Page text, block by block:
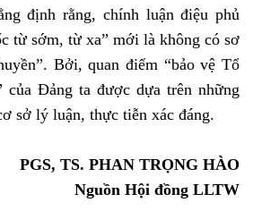
định rằng, chính luận điệu phủ
từ sớm, từ xa” mới là không có sơ
Bởi, quan điểm “bảo vệ Tổ
của Đảng ta được dựa trên những
sở lý luận, thực tiễn xác đáng.
PGS, TS. PHAN TRỌNG HÀO
Nguồn Hội đồng LLTW